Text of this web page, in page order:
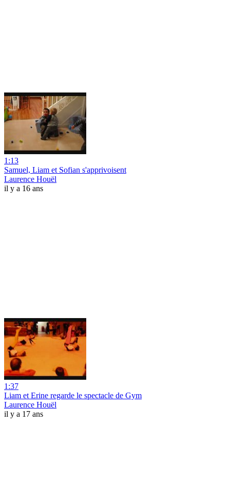
1:13
Samuel, Liam et Sofian s'apprivoisent
Laurence Houël
il y a 16 ans
1:37
Liam et Erine regarde le spectacle de Gym
Laurence Houël
il y a 17 ans